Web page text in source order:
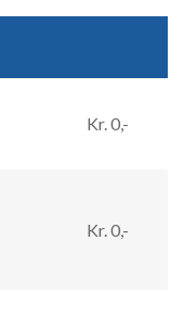
Kr. 0,-
Kr. 0,-